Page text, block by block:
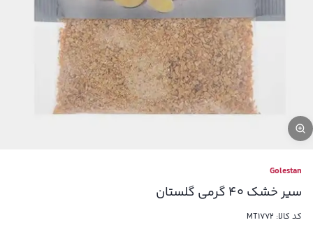
Golestan
سیر خشک 40 گرمی گلستان
کد کالا: MT1772